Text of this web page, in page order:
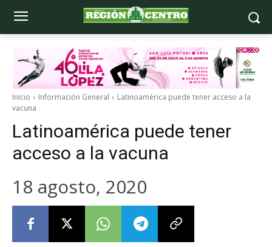
Inicio Información General
Latinoamérica puede tener acceso a la
vacuna
Latinoamérica puede tener
acceso a la vacuna
18 agosto, 2020